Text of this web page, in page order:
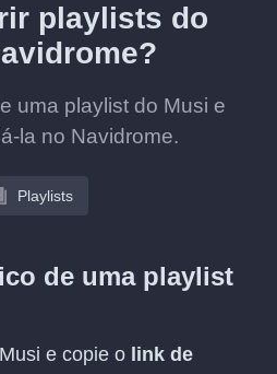
playlists do
uma playlist do Musi e
la no Navidrome.
Playlists
de uma playlist
e copie o link de